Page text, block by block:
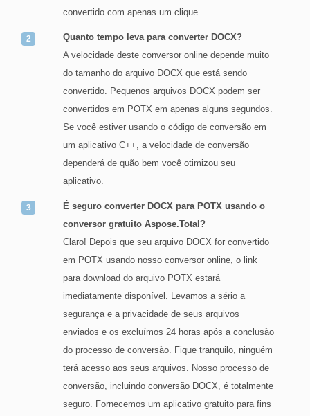
convertido com apenas um clique.
Quanto tempo leva para converter DOCX?
A velocidade deste conversor online depende muito
do tamanho do arquivo DOCX que está sendo
convertido. Pequenos arquivos DOCX podem ser
convertidos em POTX em apenas alguns segundos.
Se você estiver usando o código de conversão em
um aplicativo C++, a velocidade de conversão
dependerá de quão bem você otimizou seu
aplicativo.
É seguro converter DOCX para POTX usando o
conversor gratuito Aspose.Total?
Claro! Depois que seu arquivo DOCX for convertido
em POTX usando nosso conversor online, o link
para download do arquivo POTX estará
imediatamente disponível. Levamos a sério a
segurança e a privacidade de seus arquivos
enviados e os excluímos 24 horas após a conclusão
do processo de conversão. Fique tranquilo, ninguém
terá acesso aos seus arquivos. Nosso processo de
conversão, incluindo conversão DOCX, é totalmente
seguro. Fornecemos um aplicativo gratuito para fins